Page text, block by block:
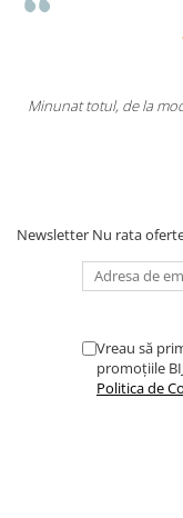
pana la calitatea
Newsletter Nu rata
Vreau să
promoțiile
Politica de